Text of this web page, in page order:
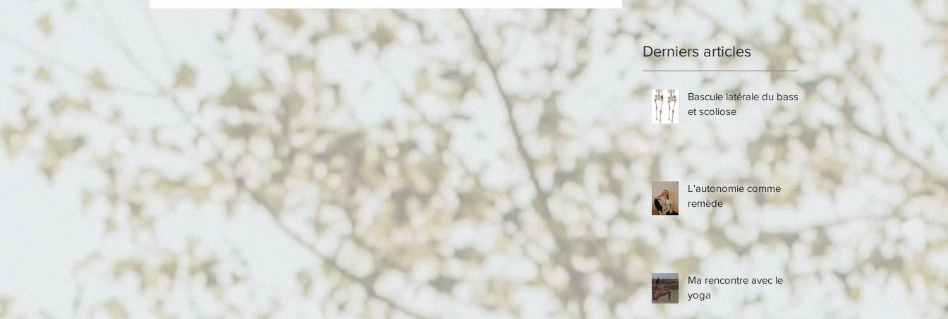
Derniers articles
Bascule latérale du bassin
et scoliose
L'autonomie comme
remède
Ma rencontre avec le
yoga